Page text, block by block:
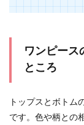
ワンピース
ところ
トップスとボトム
です。色や柄との